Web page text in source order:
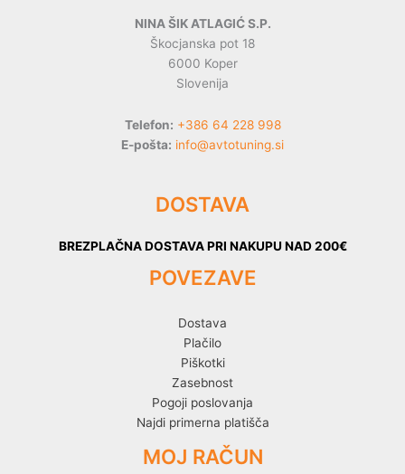
NINA ŠIK ATLAGIĆ S.P.
Škocjanska pot 18
6000 Koper
Slovenija
Telefon: +386 64 228 998
E-pošta: info@avtotuning.si
DOSTAVA
BREZPLAČNA DOSTAVA PRI NAKUPU NAD 200€
POVEZAVE
Dostava
Plačilo
Piškotki
Zasebnost
Pogoji poslovanja
Najdi primerna platišča
MOJ RAČUN